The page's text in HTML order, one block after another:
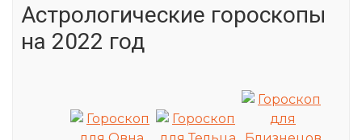
Астрологические гороскопы
на 2022 год